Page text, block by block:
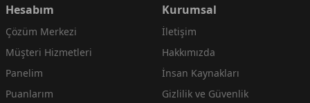
Hesabım
Çözüm Merkezi
Müşteri Hizmetleri
Panelim
Puanlarım
Kurumsal
İletişim
Hakkımızda
İnsan Kaynakları
Gizlilik ve Güvenlik